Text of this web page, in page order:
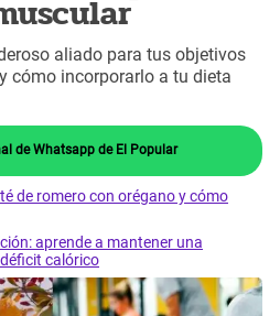
aliado para tus objetivos
cómo incorporarlo a tu dieta
de Whatsapp de El Popular
de romero con orégano y cómo
aprende a mantener una
calórico